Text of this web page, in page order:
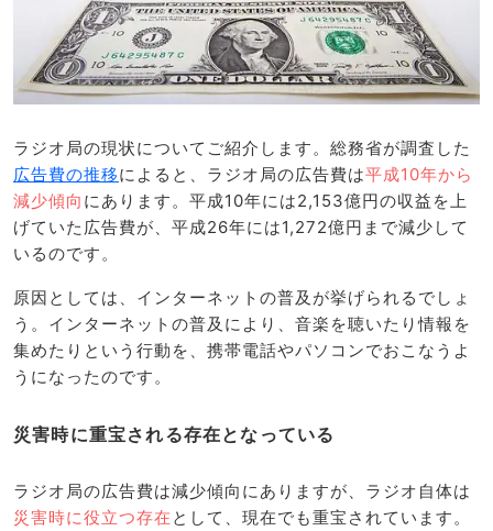
ラジオ局の現状についてご紹介します。総務省が調査した
広告費の推移によると、ラジオ局の広告費は平成10年から
減少傾向 にあります。平成10年には2,153億円の収益を上
げていた広告費が、平成26年には1,272億円まで減少して
いるのです。
原因としては、インターネットの普及が挙げられるでしょ
う。インターネットの普及により、音楽を聴いたり情報を
集めたりという行動を、携帯電話やパソコンでおこなうよ
うになったのです。
災害時に重宝される存在となっている
ラジオ局の広告費は減少傾向にありますが、ラジオ自体は
災害時に役立つ存在 として、現在でも重宝されています。